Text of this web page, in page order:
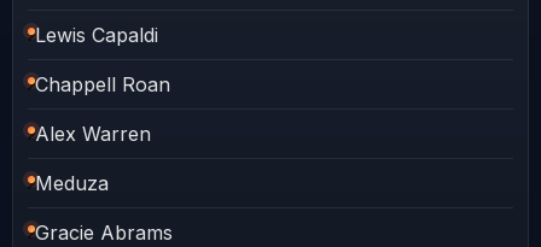
Lewis Capaldi
Chappell Roan
Alex Warren
Meduza
Gracie Abrams